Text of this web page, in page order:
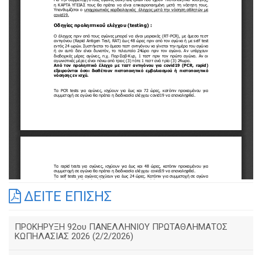
ΔΕΙΤΕ ΕΠΙΣΗΣ
ΠΡΟΚΗΡΥΞΗ 92ου ΠΑΝΕΛΛΗΝΙΟΥ ΠΡΩΤΑΘΛΗΜΑΤΟΣ
ΚΩΠΗΛΑΣΙΑΣ 2026 (2/2/2026)